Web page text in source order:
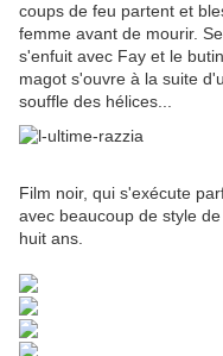
coups de feu partent et
femme avant de mourir.
s'enfuit avec Fay et le
magot s'ouvre à la suite
souffle des hélices...
Film noir, qui s'exécute
avec beaucoup de style
huit ans.